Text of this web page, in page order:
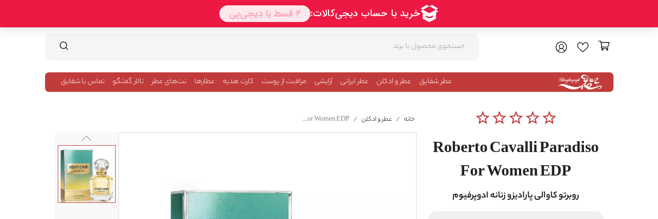
عطر شقایق عطر و ادکلن عطر ایرانی آرایشی مراقبت از پوست کارت هدیه عطارها نت‌های عطر تالار گفتگو تماس با شقایق
star_borderstar_borderstar_borderstar_borderstar_border
Roberto Cavalli Paradiso
For Women EDP
روبرتو کاوالی پارادیزو زنانه ادوپرفیوم
خانه / عطر و ادکلن /
Roberto Cavalli Paradiso For Women EDP